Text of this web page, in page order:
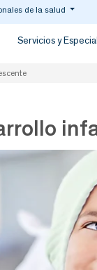
de la salud
Servicios y